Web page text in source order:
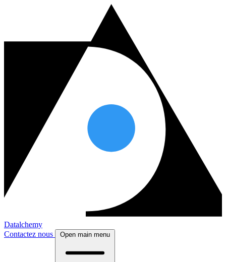
Datalchemy
Contactez nous
Open main menu